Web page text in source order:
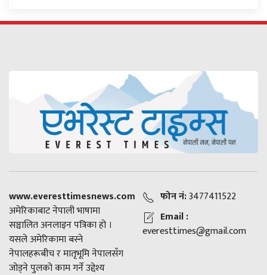
www.everesttimesnews.com
अमेरिकाबाट नेपाली भाषामा
सञ्चालित अनलाइन पत्रिका हो ।
यसले अमेरिकामा बस्ने
नेपालहरूबीच र मातृभूमि नेपालसँग
जोड्ने पुलको काम गर्ने उद्देश्य
फोन नं:3477411522
Email :
everesttimes@gmail.com